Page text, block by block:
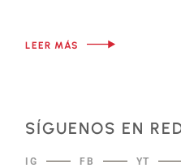
LEER MÁS
SÍGUENOS EN
IG FB YT